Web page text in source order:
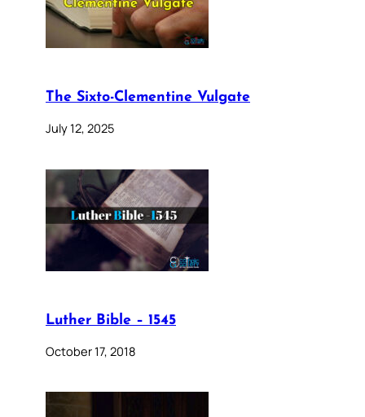
The Sixto-Clementine Vulgate
July 12, 2025
Luther Bible – 1545
October 17, 2018